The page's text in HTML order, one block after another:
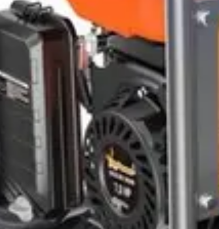
Guías y TutorialesConsejos de Seguridad Guía de Compra